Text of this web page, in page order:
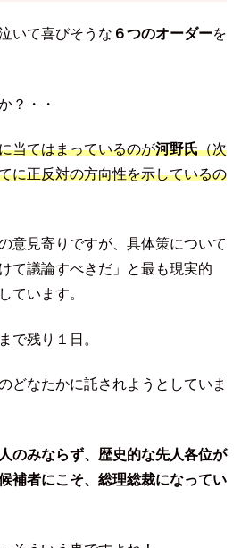
いて喜びそうな ６つのオーダーを
？・・
当てはまっているのが河野氏（次
に正反対の方向性を示しているの
意見寄りですが、具体策について
て議論すべきだ」と最も現実的
ています。
で残り１日。
どなたかに託されようとしていま
のみならず、歴史的な先人各位が
補者にこそ、総理総裁になってい